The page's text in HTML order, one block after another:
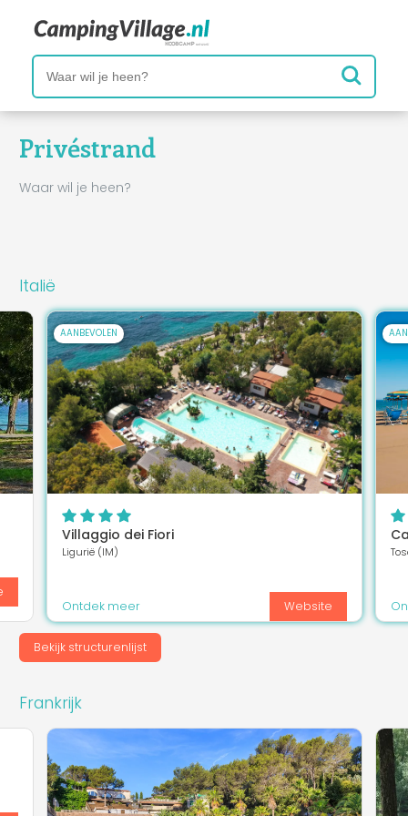
Privéstrand
Waar wil je heen?
Italië
AANBEVOLEN
Villaggio dei Fiori
Ligurië (IM)
Ontdek meer Website
Bekijk structurenlijst
Frankrijk